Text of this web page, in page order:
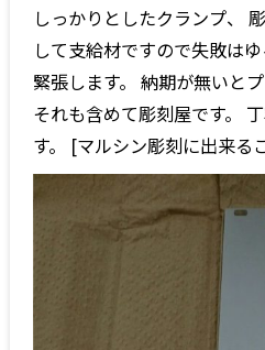
しっかりとしたクランプ、
して支給材ですので失敗は
緊張します。 納期が無いと
それも含めて彫刻屋です。
す。 [マルシン彫刻に出来る